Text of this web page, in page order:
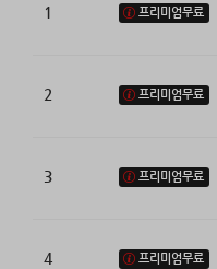
1 프리미엄무료
2 프리미엄무료
3 프리미엄무료
4 프리미엄무료